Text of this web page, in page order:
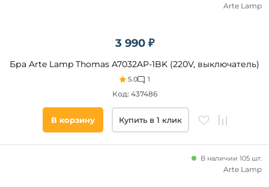
освещения,
Все
фильтры
3 990 ₽
Бра Arte Lamp Thomas A7032AP-1BK (220V, выключатель)
5.0 1
Код: 437486
Arte Lamp
В корзину Купить в 1 клик
В наличии 105 шт.
Arte Lamp